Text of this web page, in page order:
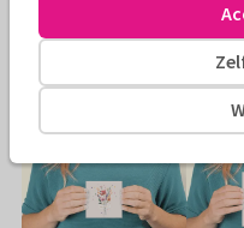
Adres:
Formaten